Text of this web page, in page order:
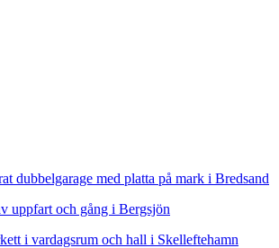
dubbelgarage med platta på mark i Bredsand
uppfart och gång i Bergsjön
i vardagsrum och hall i Skelleftehamn